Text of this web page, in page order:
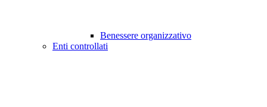
Benessere organizzativo
Enti controllati